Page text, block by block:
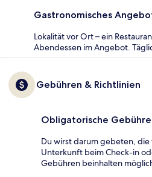
Gastronomisches
Lokalität vor Ort – ein
Abendessen im Angebot.
Gebühren & Richtlinien
Obligatorische
Du wirst darum gebeten,
Unterkunft beim Check-in
Gebühren beinhalten